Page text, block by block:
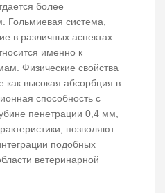
более
Гольмиевая система,
в различных аспектах
именно к
Физические свойства
как высокая абсорбция в
способность с
пенетрации 0,4 мм,
позволяют
подобных
ветеринарной